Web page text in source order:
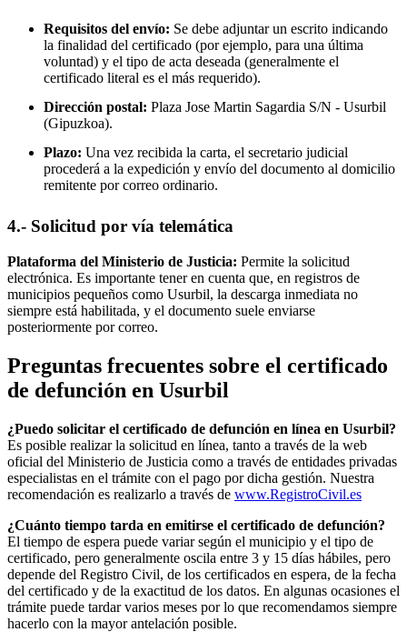
Requisitos del envío: Se debe adjuntar un escrito indicando
la finalidad del certificado (por ejemplo, para una última
voluntad) y el tipo de acta deseada (generalmente el
certificado literal es el más requerido).
Dirección postal: Plaza Jose Martin Sagardia S/N - Usurbil
(Gipuzkoa).
Plazo: Una vez recibida la carta, el secretario judicial
procederá a la expedición y envío del documento al domicilio
remitente por correo ordinario.
4.- Solicitud por vía telemática
Plataforma del Ministerio de Justicia: Permite la solicitud
electrónica. Es importante tener en cuenta que, en registros de
municipios pequeños como Usurbil, la descarga inmediata no
siempre está habilitada, y el documento suele enviarse
posteriormente por correo.
Preguntas frecuentes sobre el certificado
de defunción en Usurbil
¿Puedo solicitar el certificado de defunción en línea en Usurbil?
Es posible realizar la solicitud en línea, tanto a través de la web
oficial del Ministerio de Justicia como a través de entidades privadas
especialistas en el trámite con el pago por dicha gestión. Nuestra
recomendación es realizarlo a través de www.RegistroCivil.es
¿Cuánto tiempo tarda en emitirse el certificado de defunción?
El tiempo de espera puede variar según el municipio y el tipo de
certificado, pero generalmente oscila entre 3 y 15 días hábiles, pero
depende del Registro Civil, de los certificados en espera, de la fecha
del certificado y de la exactitud de los datos. En algunas ocasiones el
trámite puede tardar varios meses por lo que recomendamos siempre
hacerlo con la mayor antelación posible.